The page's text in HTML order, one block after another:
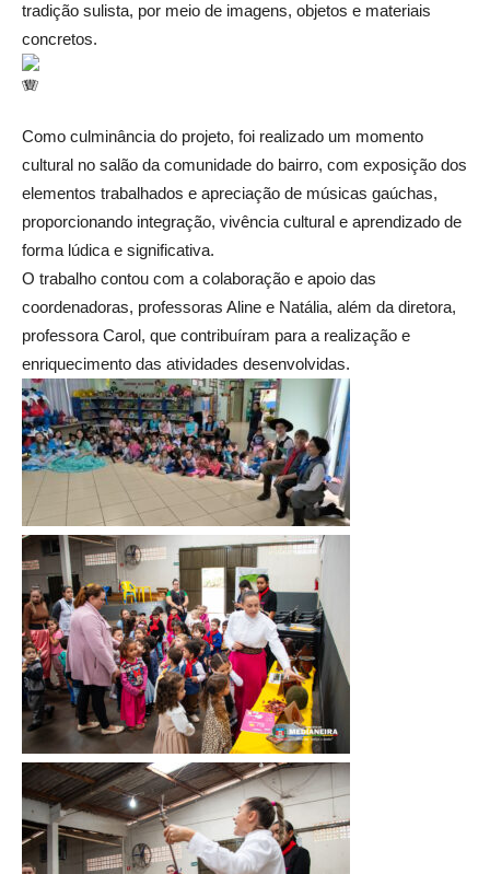
tradição sulista, por meio de imagens, objetos e materiais
concretos.
Como culminância do projeto, foi realizado um momento
cultural no salão da comunidade do bairro, com exposição dos
elementos trabalhados e apreciação de músicas gaúchas,
proporcionando integração, vivência cultural e aprendizado de
forma lúdica e significativa.
O trabalho contou com a colaboração e apoio das
coordenadoras, professoras Aline e Natália, além da diretora,
professora Carol, que contribuíram para a realização e
enriquecimento das atividades desenvolvidas.